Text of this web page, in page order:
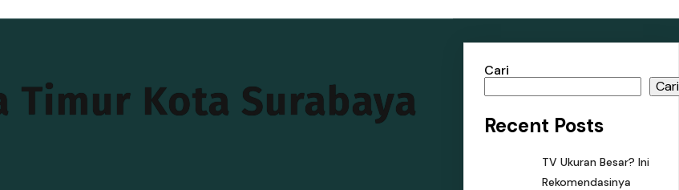
Timur Kota Surabaya
Cari
Cari
Recent Posts
TV Ukuran Besar? Ini
Rekomendasinya